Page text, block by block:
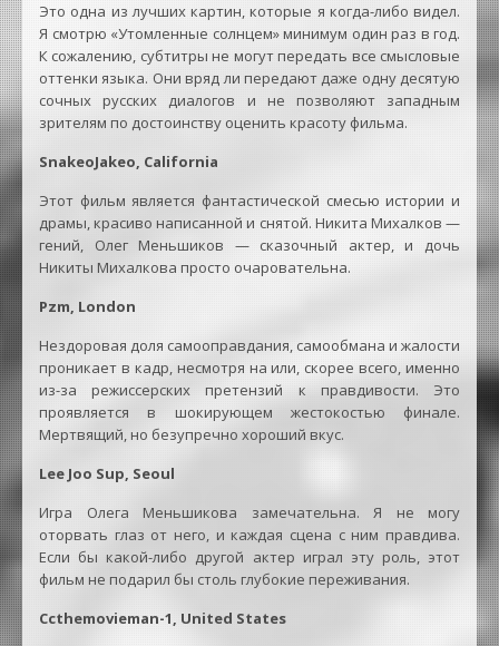
Это одна из лучших картин, которые я когда-либо видел.
Я смотрю «Утомленные солнцем» минимум один раз в год.
К сожалению, субтитры не могут передать все смысловые
оттенки языка. Они вряд ли передают даже одну десятую
сочных русских диалогов и не позволяют западным
зрителям по достоинству оценить красоту фильма.
SnakeoJakeo, California
Этот фильм является фантастической смесью истории и
драмы, красиво написанной и снятой. Никита Михалков —
гений, Олег Меньшиков — сказочный актер, и дочь
Никиты Михалкова просто очаровательна.
Pzm, London
Нездоровая доля самооправдания, самообмана и жалости
проникает в кадр, несмотря на или, скорее всего, именно
из-за режиссерских претензий к правдивости. Это
проявляется в шокирующем жестокостью финале.
Мертвящий, но безупречно хороший вкус.
Lee Joo Sup, Seoul
Игра Олега Меньшикова замечательна. Я не могу
оторвать глаз от него, и каждая сцена с ним правдива.
Если бы какой-либо другой актер играл эту роль, этот
фильм не подарил бы столь глубокие переживания.
Ccthemovieman-1, United States